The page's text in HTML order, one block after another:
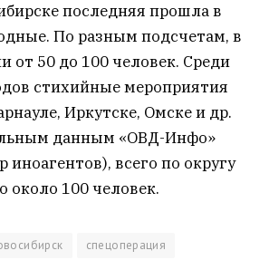
последняя прошла в
По разным подсчетам, в
от 50 до 100 человек. Среди
стихийные мероприятия
Иркутске, Омске и др.
данным «ОВД-Инфо»
иноагентов), всего по округу
около 100 человек.
спецоперация